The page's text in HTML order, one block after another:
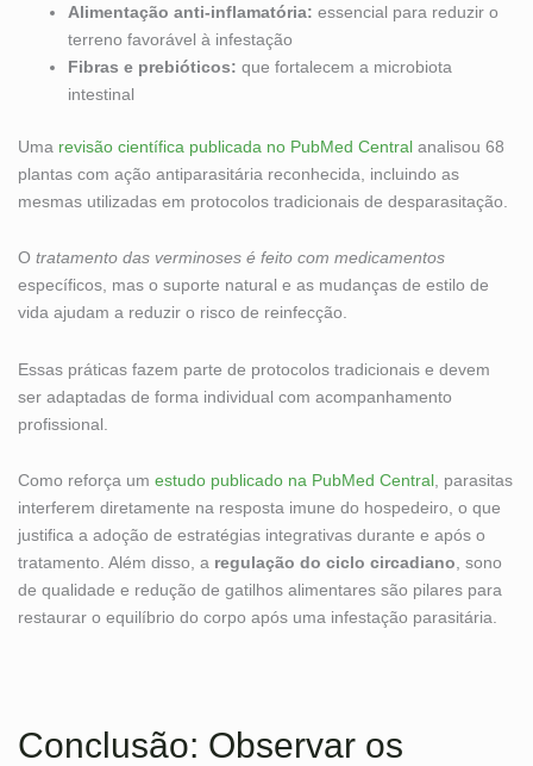
Alimentação anti-inflamatória: essencial para reduzir o
terreno favorável à infestação
Fibras e prebióticos: que fortalecem a microbiota
intestinal
Uma revisão científica publicada no PubMed Central analisou 68
plantas com ação antiparasitária reconhecida, incluindo as
mesmas utilizadas em protocolos tradicionais de desparasitação.
O tratamento das verminoses é feito com medicamentos
específicos, mas o suporte natural e as mudanças de estilo de
vida ajudam a reduzir o risco de reinfecção.
Essas práticas fazem parte de protocolos tradicionais e devem
ser adaptadas de forma individual com acompanhamento
profissional.
Como reforça um estudo publicado na PubMed Central, parasitas
interferem diretamente na resposta imune do hospedeiro, o que
justifica a adoção de estratégias integrativas durante e após o
tratamento. Além disso, a regulação do ciclo circadiano, sono
de qualidade e redução de gatilhos alimentares são pilares para
restaurar o equilíbrio do corpo após uma infestação parasitária.
Conclusão: Observar os